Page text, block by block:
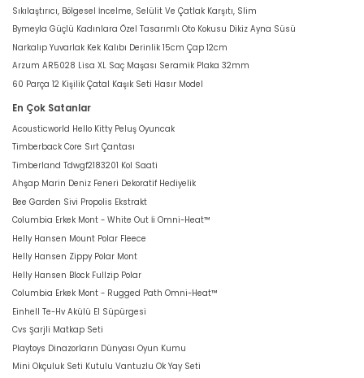
Sıkılaştırıcı, Bölgesel İncelme, Selülit Ve Çatlak Karşıtı, Slim
Bymeyla Güçlü Kadınlara Özel Tasarımlı Oto Kokusu Dikiz Ayna Süsü
Narkalıp Yuvarlak Kek Kalıbı Derinlik 15cm Çap 12cm
Arzum AR5028 Lisa XL Saç Maşası Seramik Plaka 32mm
60 Parça 12 Kişilik Çatal Kaşık Seti Hasır Model
En Çok Satanlar
Acousticworld Hello Kitty Peluş Oyuncak
Timberback Core Sırt Çantası
Timberland Tdwgf2183201 Kol Saati
Ahşap Marin Deniz Feneri Dekoratif Hediyelik
Bee Garden Sivi Propolis Ekstrakt
Columbia Erkek Mont - White Out İi Omni-Heat™
Helly Hansen Mount Polar Fleece
Helly Hansen Zippy Polar Mont
Helly Hansen Block Fullzip Polar
Columbia Erkek Mont - Rugged Path Omni-Heat™
Einhell Te-Hv Akülü El Süpürgesi
Cvs Şarjli Matkap Seti
Playtoys Dinazorların Dünyası Oyun Kumu
Mini Okçuluk Seti Kutulu Vantuzlu Ok Yay Seti